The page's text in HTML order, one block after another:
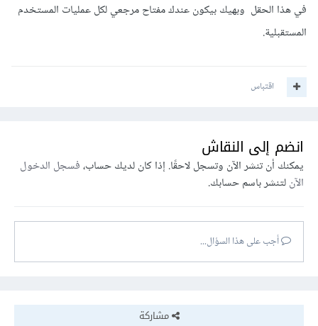
في هذا الحقل وبهيك بيكون عندك مفتاح مرجعي لكل عمليات المستخدم
المستقبلية.
اقتباس
انضم إلى النقاش
يمكنك أن تنشر الآن وتسجل لاحقًا. إذا كان لديك حساب،فسجل الدخول
الآنلتنشر باسم حسابك.
أجب على هذا السؤال...
مشاركة